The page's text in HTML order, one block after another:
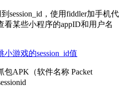
session_id，使用fiddler加手机代
看某些小程序的appID和用户名
游戏的session_id值
APK（软件名称 Packet